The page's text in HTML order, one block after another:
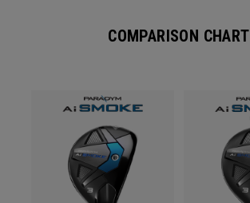
COMPARISON CHART